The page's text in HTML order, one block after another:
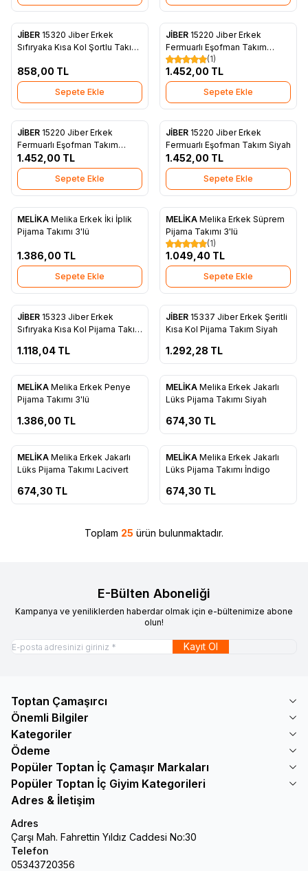
Favorilere Ekle
JİBER 15320 Jiber Erkek
Sıfıryaka Kısa Kol Şortlu Takım
858,00 TL
Sepete Ekle
Favorilere Ekle
JİBER 15220 Jiber Erkek
Fermuarlı Eşofman Takım
Antrasit
(1)
1.452,00 TL
Sepete Ekle
Favorilere Ekle
JİBER 15220 Jiber Erkek
Fermuarlı Eşofman Takım
Lacivert
1.452,00 TL
Sepete Ekle
Favorilere Ekle
JİBER 15220 Jiber Erkek
Fermuarlı Eşofman Takım Siyah
1.452,00 TL
Sepete Ekle
Favorilere Ekle
MELİKA Melika Erkek İki İplik
Pijama Takımı 3'lü
1.386,00 TL
Sepete Ekle
Favorilere Ekle
MELİKA Melika Erkek Süprem
Pijama Takımı 3'lü
(1)
1.049,40 TL
Sepete Ekle
Yeni
Favorilere Ekle
JİBER 15323 Jiber Erkek
Sıfıryaka Kısa Kol Pijama Takım
1.118,04 TL
Yeni
Favorilere Ekle
Tükendi
JİBER 15337 Jiber Erkek Şeritli
Kısa Kol Pijama Takım Siyah
1.292,28 TL
Favorilere Ekle
MELİKA Melika Erkek Penye
Pijama Takımı 3'lü
1.386,00 TL
Favorilere Ekle
Tükendi
MELİKA Melika Erkek Jakarlı
Lüks Pijama Takımı Siyah
674,30 TL
Favorilere Ekle
MELİKA Melika Erkek Jakarlı
Lüks Pijama Takımı Lacivert
674,30 TL
Favorilere Ekle
Tükendi
MELİKA Melika Erkek Jakarlı
Lüks Pijama Takımı İndigo
674,30 TL
Toplam 25 ürün bulunmaktadır.
E-Bülten Aboneliği
Kampanya ve yeniliklerden haberdar olmak için e-bültenimize abone
olun!
Kayıt Ol
Toptan Çamaşırcı
Önemli Bilgiler
Kategoriler
Ödeme
Popüler Toptan İç Çamaşır Markaları
Popüler Toptan İç Giyim Kategorileri
Adres & İletişim
Adres
Çarşı Mah. Fahrettin Yıldız Caddesi No:30
Telefon
05343720356